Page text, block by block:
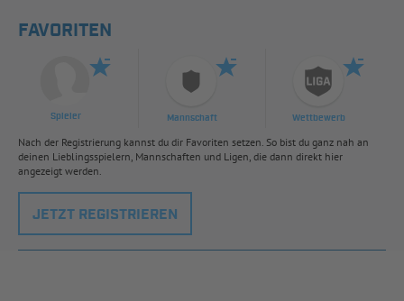
FAVORITEN
Spieler Mannschaft Wettbewerb
Nach der Registrierung kannst du dir Favoriten setzen. So bist du ganz nah an
deinen Lieblingsspielern, Mannschaften und Ligen, die dann direkt hier
angezeigt werden.
JETZT REGISTRIEREN